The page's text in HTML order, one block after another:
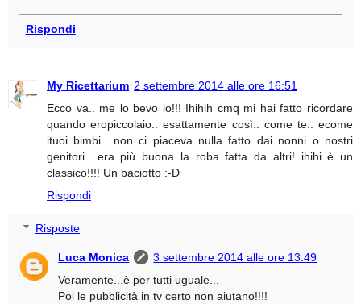
Rispondi
My Ricettarium 2 settembre 2014 alle ore 16:51
Ecco va.. me lo bevo io!!! Ihihih cmq mi hai fatto ricordare
quando eropiccolaio.. esattamente così.. come te.. ecome
ituoi bimbi.. non ci piaceva nulla fatto dai nonni o nostri
genitori.. era più buona la roba fatta da altri! ihihi è un
classico!!!! Un baciotto :-D
Rispondi
Risposte
Luca Monica
3 settembre 2014 alle ore 13:49
Veramente...è per tutti uguale...
Poi le pubblicità in tv certo non aiutano!!!!